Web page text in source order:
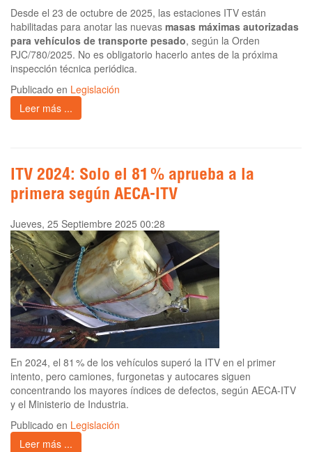
Desde el 23 de octubre de 2025, las estaciones ITV están
habilitadas para anotar las nuevas masas máximas autorizadas
para vehículos de transporte pesado, según la Orden
PJC/780/2025. No es obligatorio hacerlo antes de la próxima
inspección técnica periódica.
Publicado en Legislación
Leer más ...
ITV 2024: Solo el 81 % aprueba a la
primera según AECA-ITV
Jueves, 25 Septiembre 2025 00:28
En 2024, el 81 % de los vehículos superó la ITV en el primer
intento, pero camiones, furgonetas y autocares siguen
concentrando los mayores índices de defectos, según AECA-ITV
y el Ministerio de Industria.
Publicado en Legislación
Leer más ...